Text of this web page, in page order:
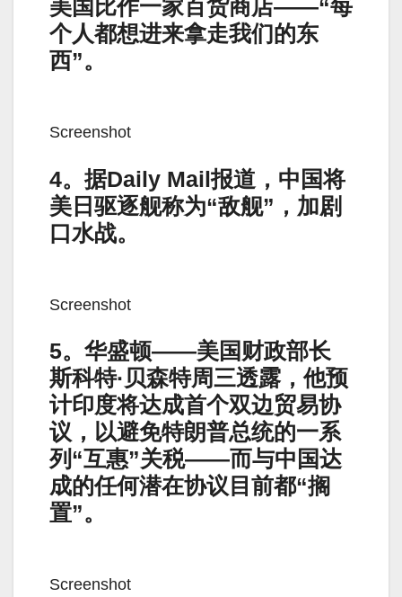
美国比作一家百货商店——“每
个人都想进来拿走我们的东
西”。
Screenshot
4。据Daily Mail报道，中国将
美日驱逐舰称为“敌舰”，加剧
口水战。
Screenshot
5。华盛顿——美国财政部长
斯科特·贝森特周三透露，他预
计印度将达成首个双边贸易协
议，以避免特朗普总统的一系
列“互惠”关税——而与中国达
成的任何潜在协议目前都“搁
置”。
Screenshot